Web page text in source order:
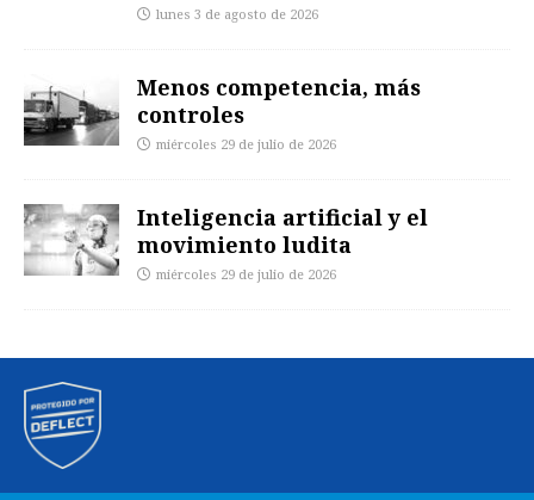
lunes 3 de agosto de 2026
Menos competencia, más
controles
miércoles 29 de julio de 2026
Inteligencia artificial y el
movimiento ludita
miércoles 29 de julio de 2026